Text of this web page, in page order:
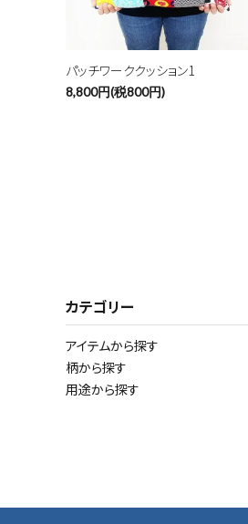
パッチワーククッション1
8,800円(税800円)
カテゴリー
アイテムから探す
柄から探す
用途から探す